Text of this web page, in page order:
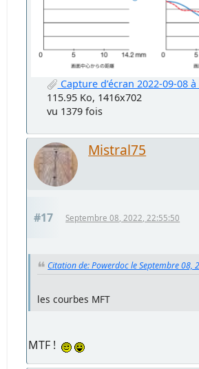
Capture d’écran 2022-09-08
115.95 Ko, 1416x702
vu 1379 fois
Mistral75
#17 Septembre 08, 2022, 22:55:50
Citation de: Powerdoc le Septembre 08,
les courbes MFT
MTF !